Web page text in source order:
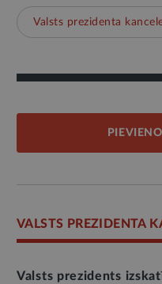
Valsts prezidenta
VALSTS PREZIDENTA
Valsts prezidents